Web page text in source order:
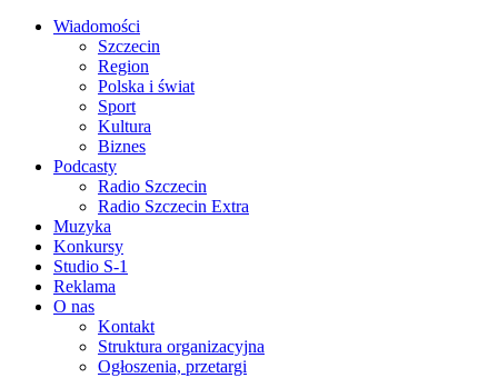
Wiadomości
Szczecin
Region
Polska i świat
Sport
Kultura
Biznes
Podcasty
Radio Szczecin
Radio Szczecin Extra
Muzyka
Konkursy
Studio S-1
Reklama
O nas
Kontakt
Struktura organizacyjna
Ogłoszenia, przetargi